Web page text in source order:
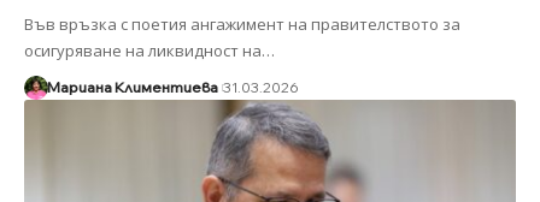
Във връзка с поетия ангажимент на правителството за
осигуряване на ликвидност на…
Мариана Климентиева 31.03.2026